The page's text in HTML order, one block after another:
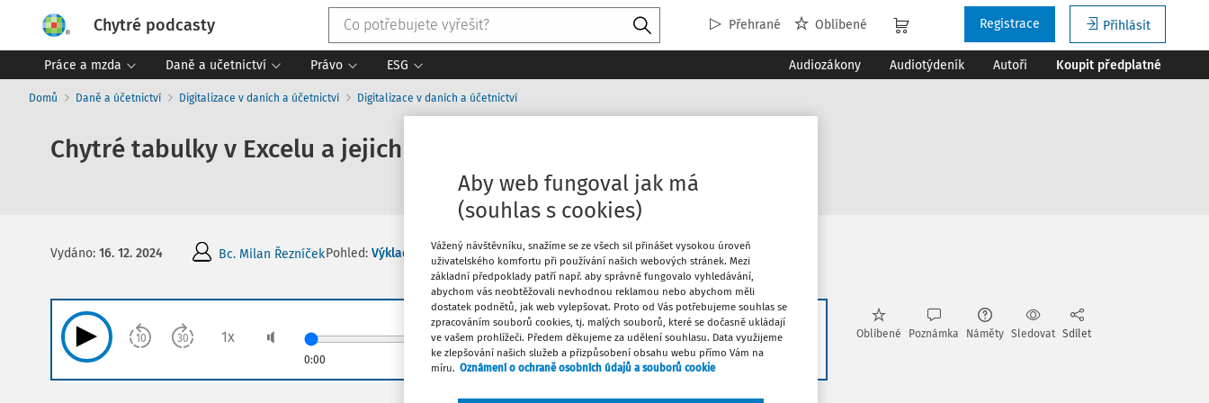
Chytré podcasty Přehrané Oblíbené Přihlásit
Registrace
Práce a mzda Daně a učetnictví Právo ESG Audiozákony Audiotýdeník Autoři Koupit předplatné
Domů Daně a účetnictví Digitalizace v daních a účetnictví Digitalizace v daních a účetnictví
Chytré tabulky v Excelu a jejich využití (nejen) v účetní praxi
Vydáno: 16. 12. 2024 Bc. Milan ŘezníčekPohled: Výklad praxe
0:00
10 30 1x Oblíbené Poznámka Náměty Sledovat Sdílet
Aby web fungoval jak má
(souhlas s cookies)
Vážený návštěvníku, snažíme se ze všech sil přinášet vysokou úroveň
uživatelského komfortu při používání našich webových stránek. Mezi
základní předpoklady patří např. aby správně fungovalo vyhledávání,
abychom vás neobtěžovali nevhodnou reklamou nebo abychom měli
dostatek podnětů, jak web vylepšovat. Proto od Vás potřebujeme souhlas se
zpracováním souborů cookies, tj. malých souborů, které se dočasně ukládají
ve vašem prohlížeči. Předem děkujeme za udělení souhlasu. Data využijeme
ke zlepšování našich služeb a přizpůsobení obsahu webu přímo Vám na
míru. Oznámení o ochraně osobních údajů a souborů cookie